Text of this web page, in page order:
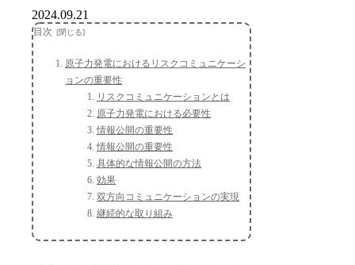
2024.09.21
目次
原子力発電におけるリスクコミュニケーシ
ョンの重要性
リスクコミュニケーションとは
原子力発電における必要性
情報公開の重要性
情報公開の重要性
具体的な情報公開の方法
効果
双方向コミュニケーションの実現
継続的な取り組み